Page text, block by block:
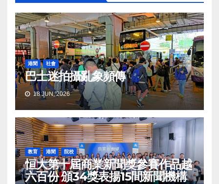
港聞 社會
巴士迷拍攝亂象頻傳
18 JUN, 2026
教育 港聞 院校
恒大第十屆商業新聞獎參賽作品越
六百份 頒34獎表揚15間新聞機構